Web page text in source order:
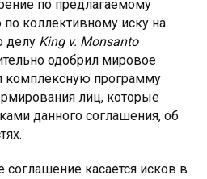
по предлагаемому
коллективному иску на
делу King v. Monsanto
одобрил мировое
комплексную программу
лиц, которые
данного соглашения, об
касается исков в